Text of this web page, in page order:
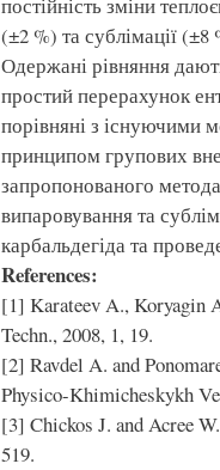
постійність зміни
(±2 %) та сублімації (±8
Одержані рівняння
простий перерахунок
порівняні з існуючими
принципом групових
запропонованого
випаровування та
карбальдегіда та
References:
[1] Karateev A., Koryagin
Techn., 2008, 1, 19.
[2] Ravdel A. and
Physico-Khimicheskykh
[3] Chickos J. and Acree
519.